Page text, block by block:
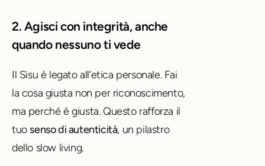
2. Agisci con integrità, anche
quando nessuno ti vede
Il Sisu è legato all’etica personale. Fai
la cosa giusta non per riconoscimento,
ma perché è giusta. Questo rafforza il
tuo senso di autenticità, un pilastro
dello slow living.